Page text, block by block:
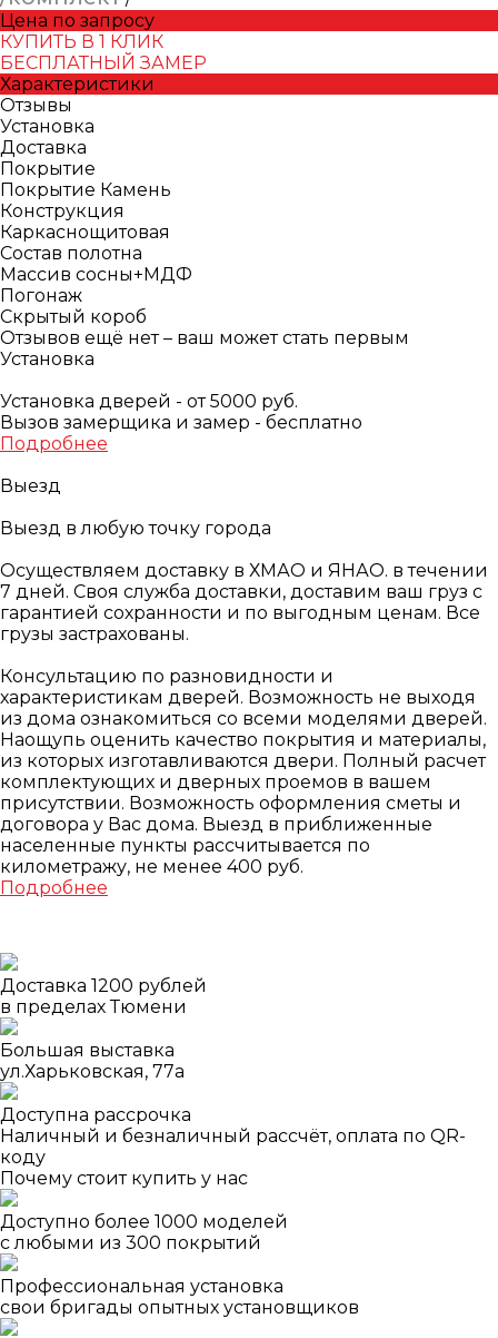
Цена по запросу
КУПИТЬ В 1 КЛИК
БЕСПЛАТНЫЙ ЗАМЕР
Характеристики
Отзывы
Установка
Доставка
Покрытие
Покрытие Камень
Конструкция
Каркаснощитовая
Состав полотна
Массив сосны+МДФ
Погонаж
Скрытый короб
Отзывов ещё нет – ваш может стать первым
Установка
Установка дверей - от 5000 руб.
Вызов замерщика и замер - бесплатно
Подробнее
Выезд
Выезд в любую точку города
Осуществляем доставку в ХМАО и ЯНАО. в течении
7 дней. Своя служба доставки, доставим ваш груз с
гарантией сохранности и по выгодным ценам. Все
грузы застрахованы.
Консультацию по разновидности и
характеристикам дверей. Возможность не выходя
из дома ознакомиться со всеми моделями дверей.
Наощупь оценить качество покрытия и материалы,
из которых изготавливаются двери. Полный расчет
комплектующих и дверных проемов в вашем
присутствии. Возможность оформления сметы и
договора у Вас дома. Выезд в приближенные
населенные пункты рассчитывается по
километражу, не менее 400 руб.
Подробнее
Доставка 1200 рублей
в пределах Тюмени
Большая выставка
ул.Харьковская, 77а
Доступна рассрочка
Наличный и безналичный рассчёт, оплата по QR-
коду
Почему стоит купить у нас
Доступно более 1000 моделей
с любыми из 300 покрытий
Профессиональная установка
свои бригады опытных установщиков